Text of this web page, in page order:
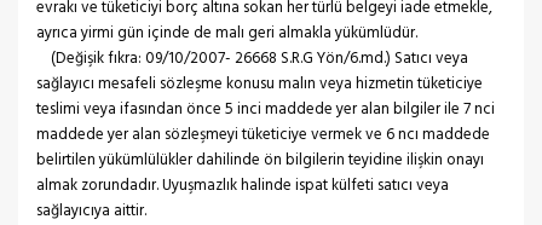
evrakı ve tüketiciyi borç altına sokan her türlü belgeyi iade etmekle,
ayrıca yirmi gün içinde de malı geri almakla yükümlüdür.
(Değişik fıkra: 09/10/2007- 26668 S.R.G Yön/6.md.) Satıcı veya
sağlayıcı mesafeli sözleşme konusu malın veya hizmetin tüketiciye
teslimi veya ifasından önce 5 inci maddede yer alan bilgiler ile 7 nci
maddede yer alan sözleşmeyi tüketiciye vermek ve 6 ncı maddede
belirtilen yükümlülükler dahilinde ön bilgilerin teyidine ilişkin onayı
almak zorundadır. Uyuşmazlık halinde ispat külfeti satıcı veya
sağlayıcıya aittir.